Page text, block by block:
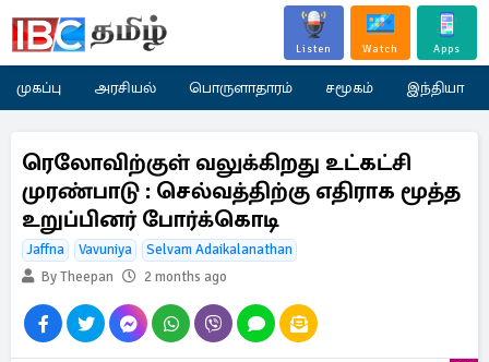
Listen Watch Apps
முகப்பு அரசியல் பொருளாதாரம் சமூகம் இந்தியா
ரெலோவிற்குள் வலுக்கிறது உட்கட்சி
முரண்பாடு : செல்வத்திற்கு எதிராக மூத்த
உறுப்பினர் போர்க்கொடி
Jaffna Vavuniya
Selvam Adaikalanathan
By Theepan
2 months ago